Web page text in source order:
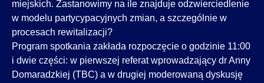
miejskich. Zastanowimy na ile znajduje odzwierciedlenie
w modelu partycypacyjnych zmian, a szczególnie w
procesach rewitalizacji?
Program spotkania zakłada rozpoczęcie o godzinie 11:00
i dwie części: w pierwszej referat wprowadzający dr Anny
Domaradzkiej (TBC) a w drugiej moderowaną dyskusję